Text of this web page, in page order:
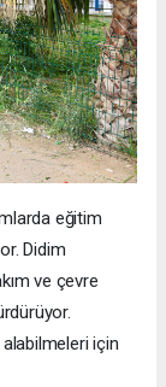
eğitim
Didim
ve çevre
için